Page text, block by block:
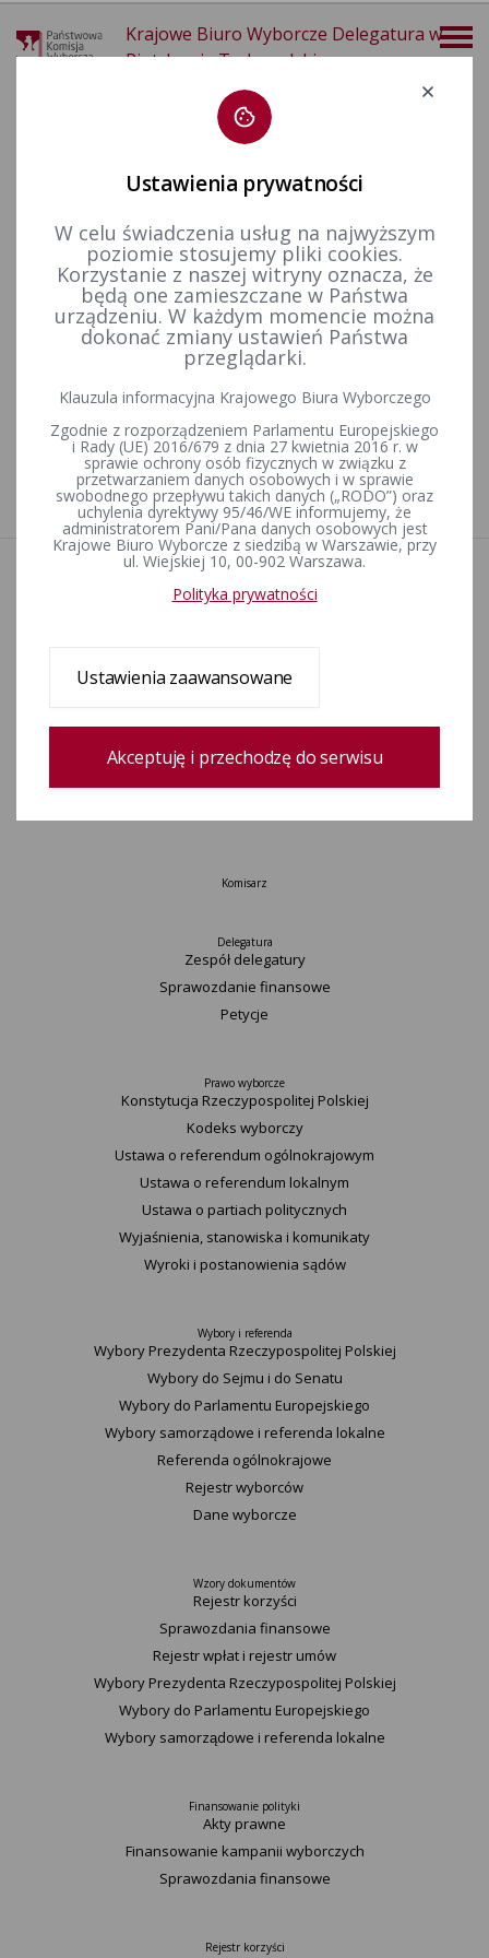
Krajowe Biuro Wyborcze Delegatura w
Piotrkowie Trybunalskim
Sprawozdania finansowe
Proszę wybrać odpowiednią kategorię.
1
Wydarzenia
Uchwały
Urzędnicy wyborczy
Okręgi wyborcze i obwody głosowania
Konkurs „Wybieram Wybory”
Komisarz
Delegatura
Zespół delegatury
Sprawozdanie finansowe
Petycje
Prawo wyborcze
Konstytucja Rzeczypospolitej Polskiej​
Kodeks wyborczy
Ustawa o referendum ogólnokrajowym
Ustawa o referendum lokalnym
Ustawa o partiach politycznych
Wyjaśnienia, stanowiska i komunikaty
Wyroki i postanowienia sądów
Wybory i referenda
Wybory Prezydenta Rzeczypospolitej Polskiej
Wybory do Sejmu i do Senatu
Wybory do Parlamentu Europejskiego
Wybory samorządowe i referenda lokalne
Referenda ogólnokrajowe
Rejestr wyborców
Dane wyborcze
Wzory dokumentów
Rejestr korzyści
Sprawozdania finansowe
Rejestr wpłat i rejestr umów
Wybory Prezydenta Rzeczypospolitej Polskiej
Wybory do Parlamentu Europejskiego
Wybory samorządowe i referenda lokalne
Finansowanie polityki
Akty prawne
Finansowanie kampanii wyborczych
Sprawozdania finansowe
Rejestr korzyści
Ustawienia prywatności
W celu świadczenia usług na najwyższym
poziomie stosujemy pliki cookies.
Korzystanie z naszej witryny oznacza, że
będą one zamieszczane w Państwa
urządzeniu. W każdym momencie można
dokonać zmiany ustawień Państwa
przeglądarki.
Klauzula informacyjna Krajowego Biura Wyborczego
Zgodnie z rozporządzeniem Parlamentu Europejskiego
i Rady (UE) 2016/679 z dnia 27 kwietnia 2016 r. w
sprawie ochrony osób fizycznych w związku z
przetwarzaniem danych osobowych i w sprawie
swobodnego przepływu takich danych („RODO”) oraz
uchylenia dyrektywy 95/46/WE informujemy, że
administratorem Pani/Pana danych osobowych jest
Krajowe Biuro Wyborcze z siedzibą w Warszawie, przy
ul. Wiejskiej 10, 00-902 Warszawa.
Polityka prywatności
Ustawienia zaawansowane
Akceptuję i przechodzę do serwisu